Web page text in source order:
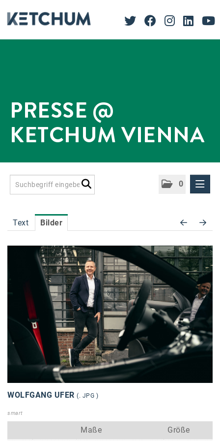
PRESSE @
KETCHUM VIENNA
0
Accessiway
Anadi Bank
Arthur D. Little
Bake the Shape
BBDO Wien
bellaflora
Be.See.
Brandl Talos
Text Bilder
WOLFGANG UFER (. JPG )
smart
Maße Größe